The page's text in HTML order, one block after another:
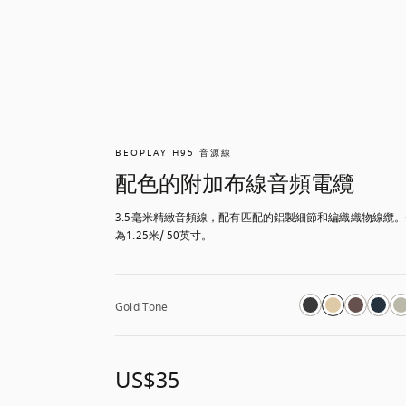
BEOPLAY H95 音源線
配色的附加布線音頻電纜
3.5毫米精緻音頻線，配有匹配的鋁製細節和編織織物線纜
為1.25米/ 50英寸。
Gold Tone
US$35